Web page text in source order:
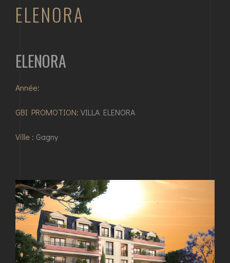
ELENORA
ELENORA
Année:
GBI PROMOTION: VILLA ELENORA
Ville : Gagny